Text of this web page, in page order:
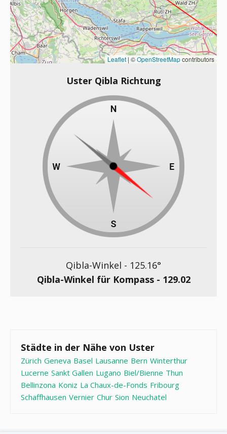
Leaflet | ©OpenStreetMapcontributors
Uster Qibla Richtung
Qibla-Winkel - 125.16°
Qibla-Winkel für Kompass - 129.02
Städte in der Nähe von Uster
Zürich Geneva Basel Lausanne Bern Winterthur
Lucerne Sankt Gallen Lugano Biel/Bienne Thun
Bellinzona Koniz La Chaux-de-Fonds Fribourg
Schaffhausen Vernier Chur Sion Neuchatel